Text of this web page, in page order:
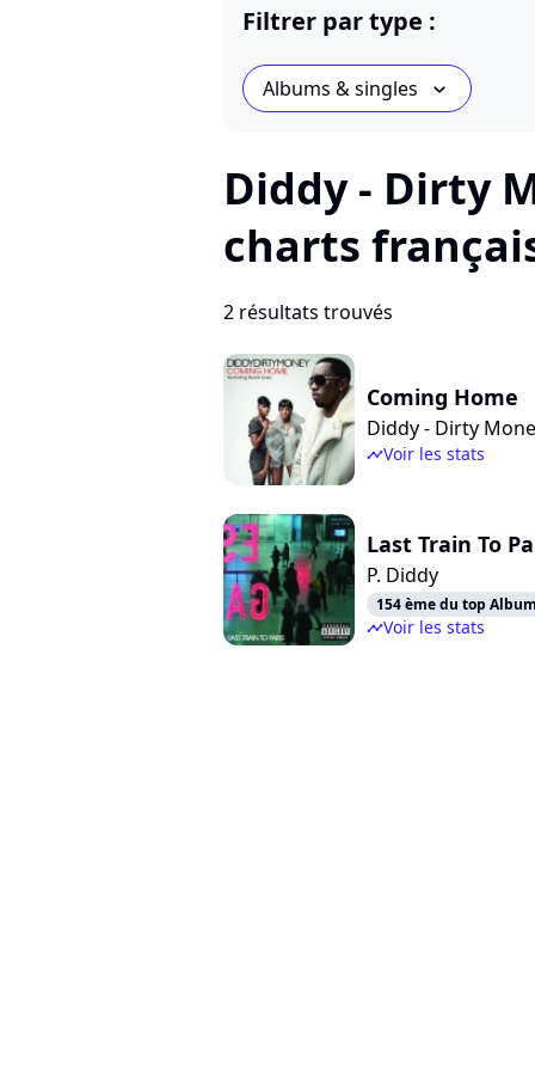
Filtrer par type :
Albums & singles chevron_bot
Diddy - Dirty
charts
2 résultats trouvés
Coming Home
Diddy - Dirty
timelineVoir les stats
Last Train To
P. Diddy
154 ème du top
timelineVoir les stats